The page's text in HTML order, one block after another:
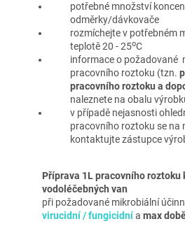
potřebné množství
odměrky/dávkovače
rozmíchejte v potřebném
teplotě 20 - 25oC
informace o požadované
pracovního roztoku (tzn.
pracovního roztoku a
naleznete na obalu
v případě nejasnosti
pracovního roztoku se na
kontaktujte zástupce
Příprava 1L pracovního roztoku
vodoléčebných van
při požadované mikrobiální
virucidní / fungicidnía max